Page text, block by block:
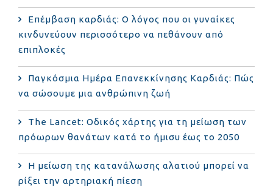
Επέμβαση καρδιάς: Ο λόγος που οι γυναίκες
κινδυνεύουν περισσότερο να πεθάνουν από
επιπλοκές
Παγκόσμια Ημέρα Επανεκκίνησης Καρδιάς: Πώς
να σώσουμε μια ανθρώπινη ζωή
The Lancet: Οδικός χάρτης για τη μείωση των
πρόωρων θανάτων κατά το ήμισυ έως το 2050
Η μείωση της κατανάλωσης αλατιού μπορεί να
ρίξει την αρτηριακή πίεση